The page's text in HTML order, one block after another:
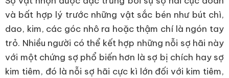
và bất hợp lý trước những vật sắc bén như bút chì,
dao, kim, các góc nhô ra hoặc thậm chí là ngón tay
trỏ. Nhiều người có thể kết hợp những nỗi sợ hãi này
với một chứng sợ phổ biến hơn là sợ bị chích hay sợ
kim tiêm, đó là nỗi sợ hãi cực kì lớn đối với kim tiêm,